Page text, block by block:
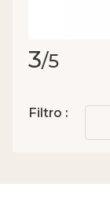
3/5
Filtro :